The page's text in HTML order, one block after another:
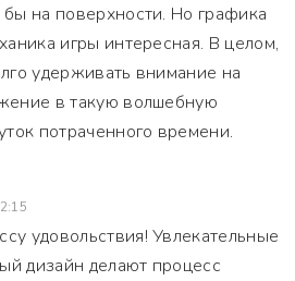
бы на поверхности. Но графика
игры интересная. В целом,
удерживать внимание на
в такую волшебную
потраченного времени.
удовольствия! Увлекательные
дизайн делают процесс